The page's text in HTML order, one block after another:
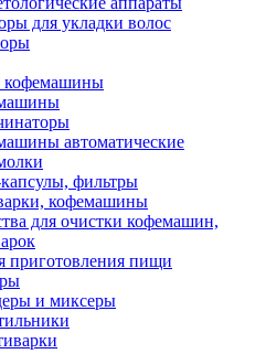
для укладки волос
кофемашины
автоматические
фильтры
кофемашины
для очистки кофемашин,
приготовления пищи
и миксеры